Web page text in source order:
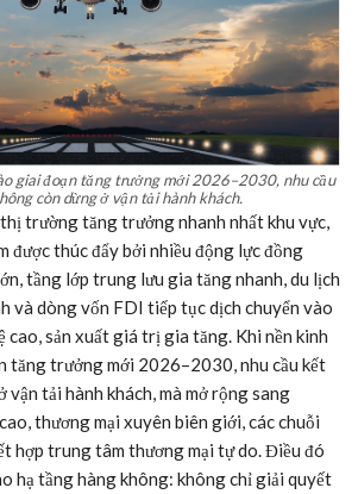
giai đoạn tăng trưởng mới 2026–2030, nhu cầu
còn dừng ở vận tải hành khách.
trường tăng trưởng nhanh nhất khu vực,
được thúc đẩy bởi nhiều động lực đồng
tầng lớp trung lưu gia tăng nhanh, du lịch
và dòng vốn FDI tiếp tục dịch chuyển vào
cao, sản xuất giá trị gia tăng. Khi nền kinh
tăng trưởng mới 2026–2030, nhu cầu kết
vận tải hành khách, mà mở rộng sang
thương mại xuyên biên giới, các chuỗi
hợp trung tâm thương mại tự do. Điều đó
hạ tầng hàng không: không chỉ giải quyết